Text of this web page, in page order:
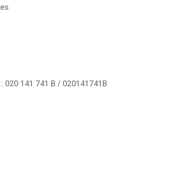
141 741 B / 020141741B